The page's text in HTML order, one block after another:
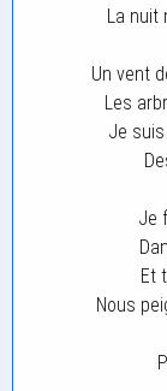
La nuit
Un vent
Les
Je
Je
Et
Nous